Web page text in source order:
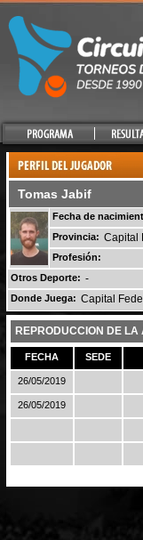
Tomas Jabif
Fecha de
Provincia: Capital
Profesión:
Otros Deporte: -
Donde Juega: Capital
REPRODUCCION DE LA
FECHA SEDE
26/05/2019
26/05/2019